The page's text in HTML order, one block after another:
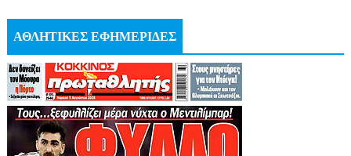
ΑΘΛΗΤΙΚΕΣ ΕΦΗΜΕΡΙΔΕΣ